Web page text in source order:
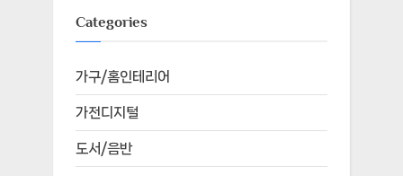
Categories
가구/홈인테리어
가전디지털
도서/음반